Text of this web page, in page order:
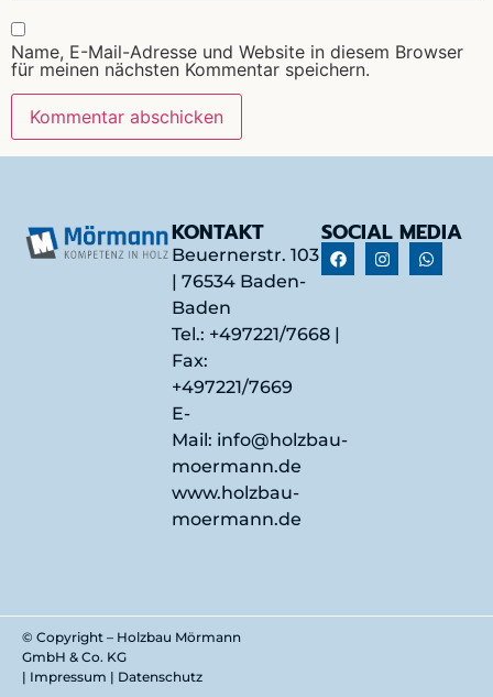
Name, E-Mail-Adresse und Website in diesem Browser
für meinen nächsten Kommentar speichern.
KONTAKT
Beuernerstr. 103
| 76534 Baden-
Baden
Tel.: +497221/7668
Fax:
+497221/7669
E-
Mail: info@holzbau-
moermann.de
www.holzbau-
moermann.de
SOCIAL MEDIA
© Copyright – Holzbau Mörmann
GmbH & Co. KG
| Impressum | Datenschutz